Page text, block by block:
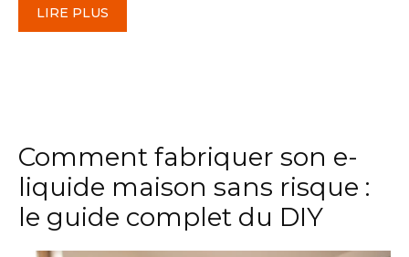
LIRE PLUS
Comment fabriquer son e-
liquide maison sans risque :
le guide complet du DIY